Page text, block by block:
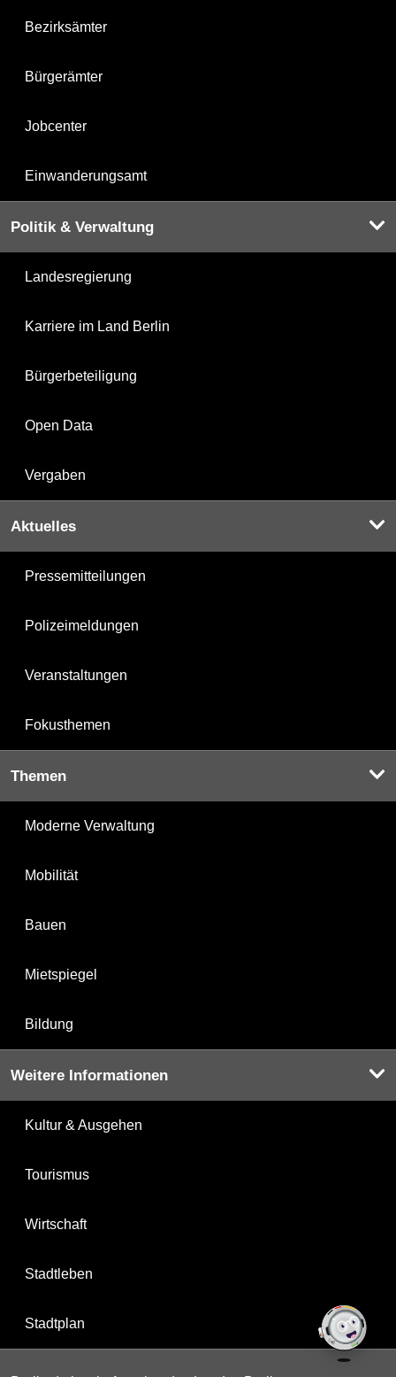
Bezirksämter
Bürgerämter
Jobcenter
Einwanderungsamt
Politik & Verwaltung
Landesregierung
Karriere im Land Berlin
Bürgerbeteiligung
Open Data
Vergaben
Aktuelles
Pressemitteilungen
Polizeimeldungen
Veranstaltungen
Fokusthemen
Themen
Moderne Verwaltung
Mobilität
Bauen
Mietspiegel
Bildung
Weitere Informationen
Kultur & Ausgehen
Tourismus
Wirtschaft
Stadtleben
Stadtplan